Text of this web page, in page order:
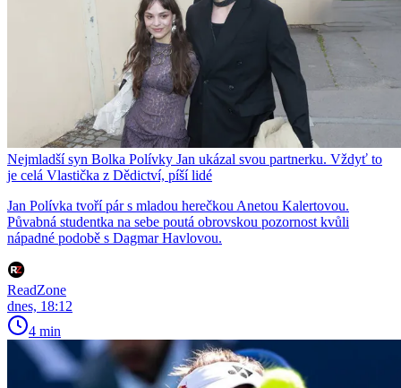
Nejmladší syn Bolka Polívky Jan ukázal svou partnerku. Vždyť to
je celá Vlastička z Dědictví, píší lidé
Jan Polívka tvoří pár s mladou herečkou Anetou Kalertovou.
Půvabná studentka na sebe poutá obrovskou pozornost kvůli
nápadné podobě s Dagmar Havlovou.
ReadZone
dnes, 18:12
4 min